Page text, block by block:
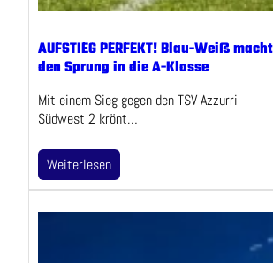
AUFSTIEG PERFEKT! Blau-Weiß macht
den Sprung in die A-Klasse
Mit einem Sieg gegen den TSV Azzurri
Südwest 2 krönt…
Weiterlesen